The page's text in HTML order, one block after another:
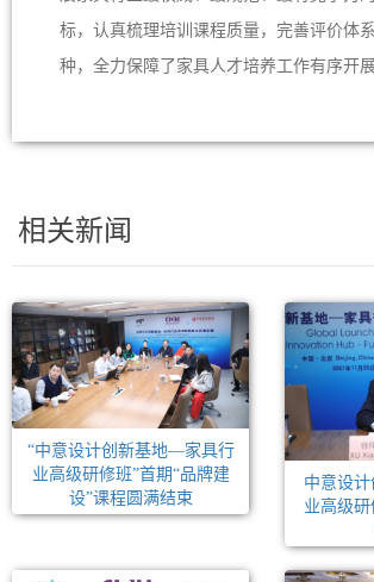
标，认真梳理培训课程质量，完善评价体
种，全力保障了家具人才培养工作有序开展
相关新闻
“中意设计创新基地—家具行
业高级研修班”首期“品牌建
设”课程圆满结束
中意设
业高级